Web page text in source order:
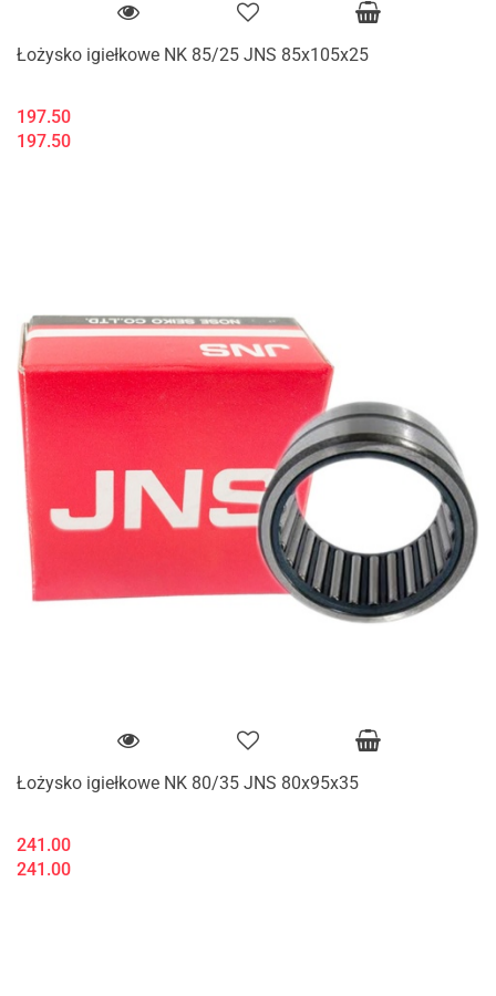
Łożysko igiełkowe NK 85/25 JNS 85x105x25
197.50
197.50
Łożysko igiełkowe NK 80/35 JNS 80x95x35
241.00
241.00